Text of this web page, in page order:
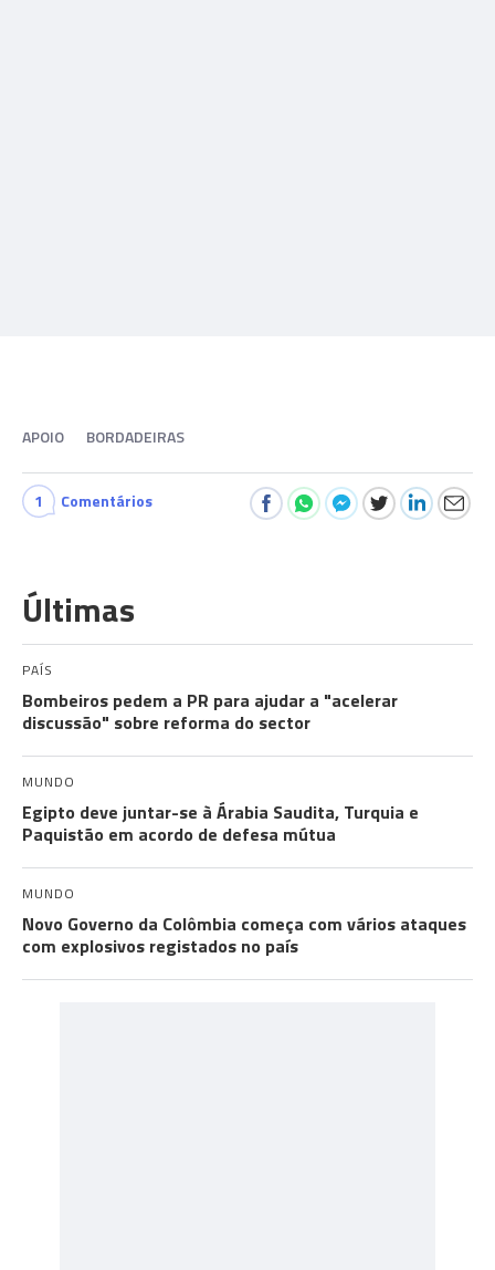
APOIO BORDADEIRAS
1 Comentários
Últimas
PAÍS
Bombeiros pedem a PR para ajudar a "acelerar
discussão" sobre reforma do sector
MUNDO
Egipto deve juntar-se à Árabia Saudita, Turquia e
Paquistão em acordo de defesa mútua
MUNDO
Novo Governo da Colômbia começa com vários ataques
com explosivos registados no país